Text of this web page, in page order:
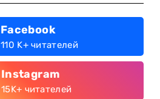
Facebook
110 K+ читателей
Instagram
15K+ читателей